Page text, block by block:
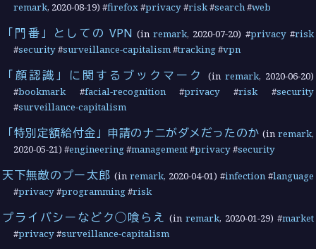
remark, 2020-08-19) #firefox#privacy#risk#search#web
「門番」としての VPN (inremark, 2020-07-20) #privacy#risk
#security#surveillance-capitalism#tracking#vpn
「顔認識」に関するブックマーク (in remark, 2020-06-20)
#bookmark#facial-recognition#privacy #risk#security
#surveillance-capitalism
「特別定額給付金」申請のナニがダメだったのか (in remark,
2020-05-21) #engineering#management#privacy#security
天下無敵のプー太郎 (in remark, 2020-04-01) #infection#language
#privacy#programming#risk
プライバシーなどク◯喰らえ (inremark, 2020-01-29) #market
#privacy#surveillance-capitalism